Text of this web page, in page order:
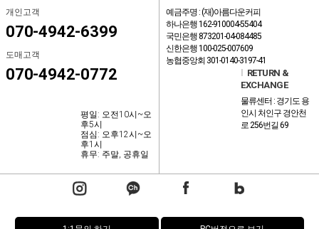
개인고객
070-4942-6399
도매고객
070-4942-0772
평일: 오전10시~오
후5시
점심: 오후12시~오
후1시
휴무: 주말, 공휴일
예금주명 : (재)아름다운커피
하나은행 162-910004-55404
국민은행 873201-04-084485
신한은행 100-025-007609
농협중앙회 301-0140-3197-41
RETURN &
EXCHANGE
물류센터 : 경기도 용
인시 처인구 경안천
로 256번길 69